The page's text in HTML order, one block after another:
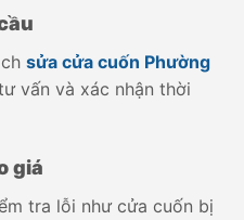
sửa cửa cuốn Phường
vấn và xác nhận thời
giá
tra lỗi như cửa cuốn bị